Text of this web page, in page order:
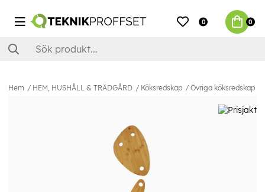
0 0
Hem HEM, HUSHÅLL & TRÄDGÅRD Köksredskap Övriga köksredskap